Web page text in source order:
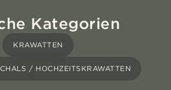
Kategorien
KRAWATTEN
/ HOCHZEITSKRAWATTEN